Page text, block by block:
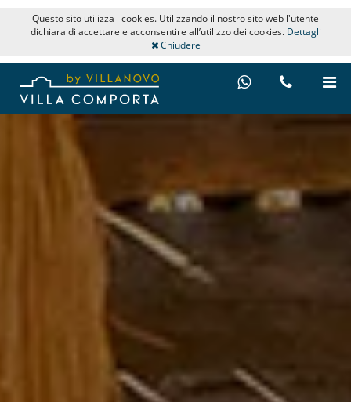
Questo sito utilizza i cookies. Utilizzando il nostro sito web l'utente
dichiara di accettare e acconsentire all’utilizzo dei cookies. Dettagli
Chiudere